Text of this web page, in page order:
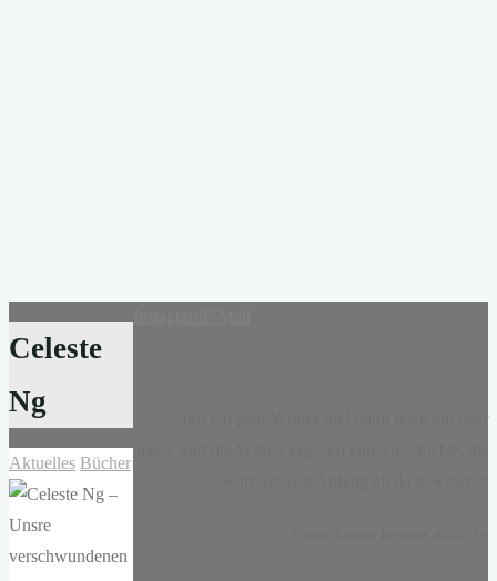
Celeste
Ng
Aktuelles Bücher